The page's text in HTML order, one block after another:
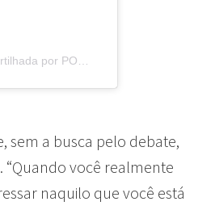
sem a busca pelo debate,
“Quando você realmente
naquilo que você está